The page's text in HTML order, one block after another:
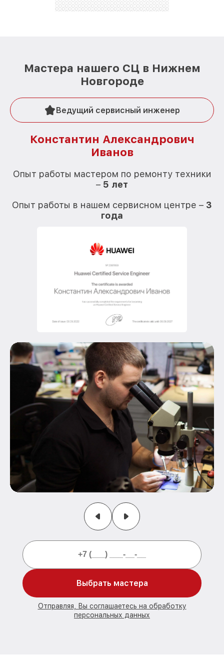
Мастера нашего СЦ в Нижнем
Новгороде
Ведущий сервисный инженер
Константин Александрович
Иванов
Опыт работы мастером по ремонту техники
– 5 лет
Опыт работы в нашем сервисном центре – 3
года
Выбрать мастера
Отправляя, Вы соглашаетесь на обработку
персональных данных